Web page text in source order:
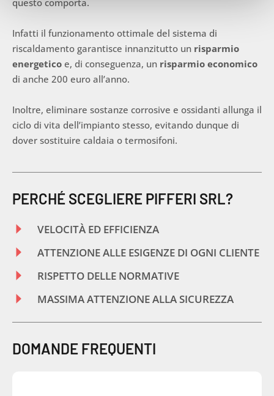
Infatti il funzionamento ottimale del sistema di
riscaldamento garantisce innanzitutto un risparmio
energetico e, di conseguenza, un risparmio economico
di anche 200 euro all’anno.
Inoltre, eliminare sostanze corrosive e ossidanti allunga il
ciclo di vita dell’impianto stesso, evitando dunque di
dover sostituire caldaia o termosifoni.
PERCHÉ SCEGLIERE PIFFERI SRL?
VELOCITÀ ED EFFICIENZA
ATTENZIONE ALLE ESIGENZE DI OGNI CLIENTE
RISPETTO DELLE NORMATIVE
MASSIMA ATTENZIONE ALLA SICUREZZA
DOMANDE FREQUENTI